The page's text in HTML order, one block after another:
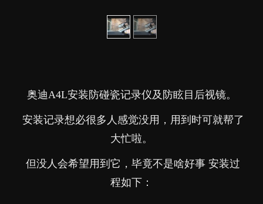
奥迪A4L安装防碰瓷记录仪及防眩目后视镜。
安装记录想必很多人感觉没用，用到时可就帮了
大忙啦。
但没人会希望用到它，毕竟不是啥好事 安装过
程如下：